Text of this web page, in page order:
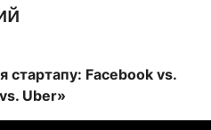
стартапу: Facebook vs.
Uber»